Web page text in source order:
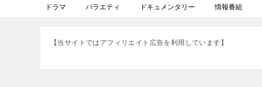
ドラマ バラエティ ドキュメンタリー 情報番組
【当サイトではアフィリエイト広告を利用しています】